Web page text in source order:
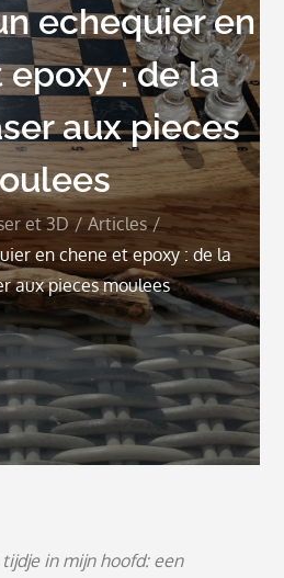
echequier en
: de la
aux pieces
et 3D
Articles
en chene et epoxy : de la
aux pieces moulees
in mijn hoofd: een